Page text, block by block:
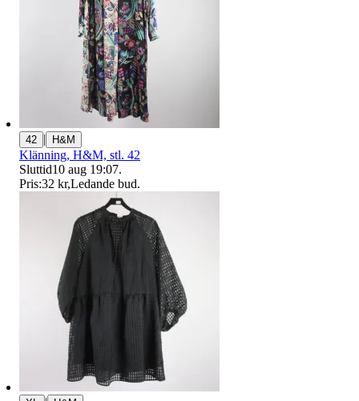
42 | H&M
Klänning, H&M, stl. 42
Sluttid10 aug 19:07.
Pris:32 kr,Ledande bud.